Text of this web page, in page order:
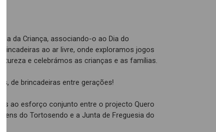
da Criança, associando-o ao Dia do
ao ar livre, onde exploramos jogos
e celebrámos as crianças e as famílias.
de brincadeiras entre gerações!
ao esforço conjunto entre o projecto Quero
do Tortosendo e a Junta de Freguesia do